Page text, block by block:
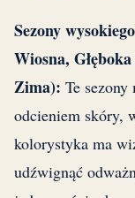
Sezony
Wiosna,
Zima): Te
odcieniem skóry,
kolorystyka ma
udźwignąć